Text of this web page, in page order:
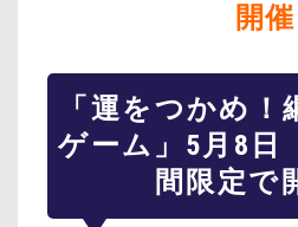
開催
「運をつかめ！
ゲーム」5月8日
間限定で